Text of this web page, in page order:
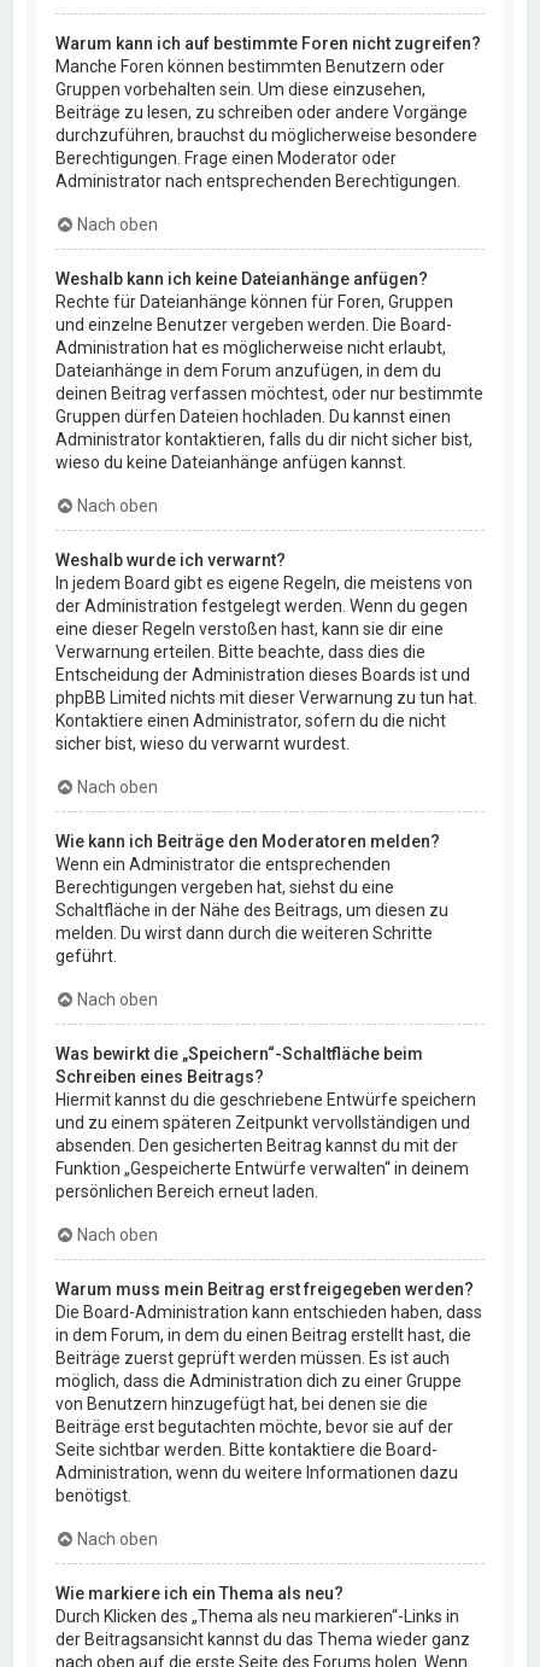
Warum kann ich auf bestimmte Foren nicht zugreifen?
Manche Foren können bestimmten Benutzern oder
Gruppen vorbehalten sein. Um diese einzusehen,
Beiträge zu lesen, zu schreiben oder andere Vorgänge
durchzuführen, brauchst du möglicherweise besondere
Berechtigungen. Frage einen Moderator oder
Administrator nach entsprechenden Berechtigungen.
Nach oben
Weshalb kann ich keine Dateianhänge anfügen?
Rechte für Dateianhänge können für Foren, Gruppen
und einzelne Benutzer vergeben werden. Die Board-
Administration hat es möglicherweise nicht erlaubt,
Dateianhänge in dem Forum anzufügen, in dem du
deinen Beitrag verfassen möchtest, oder nur bestimmte
Gruppen dürfen Dateien hochladen. Du kannst einen
Administrator kontaktieren, falls du dir nicht sicher bist,
wieso du keine Dateianhänge anfügen kannst.
Nach oben
Weshalb wurde ich verwarnt?
In jedem Board gibt es eigene Regeln, die meistens von
der Administration festgelegt werden. Wenn du gegen
eine dieser Regeln verstoßen hast, kann sie dir eine
Verwarnung erteilen. Bitte beachte, dass dies die
Entscheidung der Administration dieses Boards ist und
phpBB Limited nichts mit dieser Verwarnung zu tun hat.
Kontaktiere einen Administrator, sofern du die nicht
sicher bist, wieso du verwarnt wurdest.
Nach oben
Wie kann ich Beiträge den Moderatoren melden?
Wenn ein Administrator die entsprechenden
Berechtigungen vergeben hat, siehst du eine
Schaltfläche in der Nähe des Beitrags, um diesen zu
melden. Du wirst dann durch die weiteren Schritte
geführt.
Nach oben
Was bewirkt die „Speichern“-Schaltfläche beim
Schreiben eines Beitrags?
Hiermit kannst du die geschriebene Entwürfe speichern
und zu einem späteren Zeitpunkt vervollständigen und
absenden. Den gesicherten Beitrag kannst du mit der
Funktion „Gespeicherte Entwürfe verwalten“ in deinem
persönlichen Bereich erneut laden.
Nach oben
Warum muss mein Beitrag erst freigegeben werden?
Die Board-Administration kann entschieden haben, dass
in dem Forum, in dem du einen Beitrag erstellt hast, die
Beiträge zuerst geprüft werden müssen. Es ist auch
möglich, dass die Administration dich zu einer Gruppe
von Benutzern hinzugefügt hat, bei denen sie die
Beiträge erst begutachten möchte, bevor sie auf der
Seite sichtbar werden. Bitte kontaktiere die Board-
Administration, wenn du weitere Informationen dazu
benötigst.
Nach oben
Wie markiere ich ein Thema als neu?
Durch Klicken des „Thema als neu markieren“-Links in
der Beitragsansicht kannst du das Thema wieder ganz
nach oben auf die erste Seite des Forums holen. Wenn